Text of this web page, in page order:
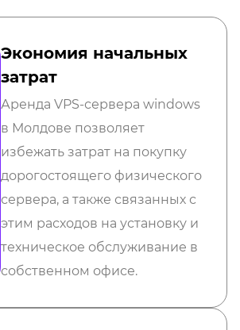
Экономия начальных
затрат
Аренда VPS-сервера windows
в Молдове позволяет
избежать затрат на покупку
дорогостоящего физического
сервера, а также связанных с
этим расходов на установку и
техническое обслуживание в
собственном офисе.